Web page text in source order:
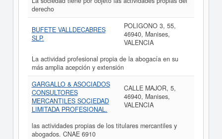
derecho
BUFETE VALLDECABRES
SLP.
POLIGONO 3, 55,
46940, Manises,
VALENCIA
La actividad profesional propia de la abogacía en su
más amplia acepción y extensión
GARGALLO & ASOCIADOS
CONSULTORES
MERCANTILES SOCIEDAD
LIMITADA PROFESIONAL.
CALLE MAJOR, 5,
46940, Manises,
VALENCIA
las actividades propias de los titulares mercantiles y
abogados. CNAE 6910